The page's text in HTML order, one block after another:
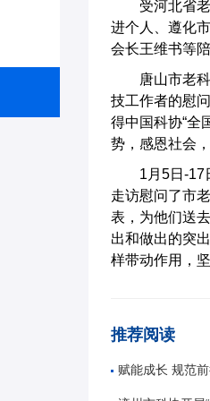
受河北省
进个人、遵化
会长王维书等
唐山市老
技工作者的慰
得中国科协“全
势，感恩社会
1月5日-17
走访慰问了市
表，为他们送
出和做出的突
样带动作用，
推荐阅读
赋能成长 规范前行——唐山市